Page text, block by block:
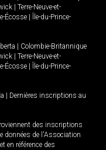
Terre-Neuve-et-
Écosse
Île-du-Prince-
Colombie-Britannique
Terre-Neuve-et-
Écosse
Île-du-Prince-
Dernières inscriptions au
des inscriptions
données de l'Association
en référence des